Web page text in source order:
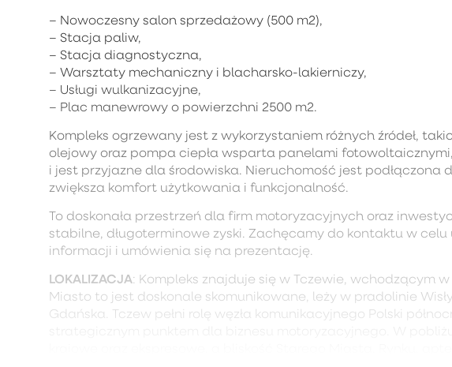
– Nowoczesny salon sprzedażowy (500 m2),
– Stacja paliw,
– Stacja diagnostyczna,
– Warsztaty mechaniczny i blacharsko-lakierniczy,
– Usługi wulkanizacyjne,
– Plac manewrowy o powierzchni 2500 m2.
Kompleks ogrzewany jest z wykorzystaniem różnych źródeł,
olejowy oraz pompa ciepła wsparta panelami
i jest przyjazne dla środowiska. Nieruchomość jest podłączona
zwiększa komfort użytkowania i funkcjonalność.
To doskonała przestrzeń dla firm motoryzacyjnych oraz
stabilne, długoterminowe zyski. Zachęcamy do kontaktu w celu
informacji i umówienia się na prezentację.
LOKALIZACJA: Kompleks znajduje się w Tczewie, wchodzącym
Miasto to jest doskonale skomunikowane, leży w pradolinie
Gdańska. Tczew pełni rolę węzła komunikacyjnego Polski